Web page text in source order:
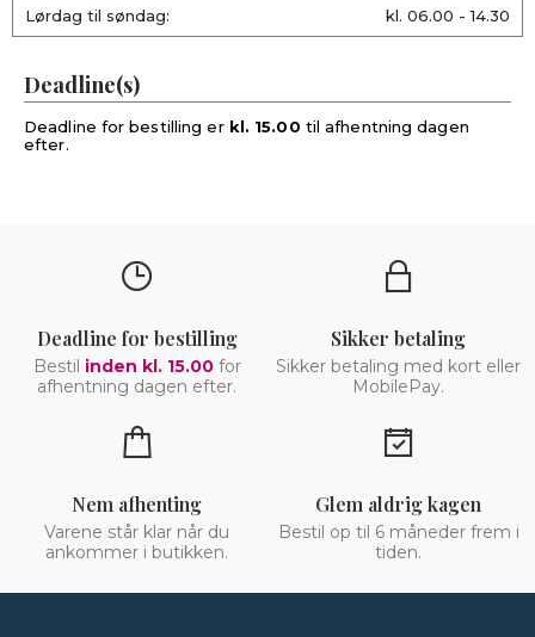
Lørdag til søndag: kl. 06.00 - 14.30
Deadline(s)
Deadline for bestilling er kl. 15.00 til afhentning dagen
efter.
Deadline for bestilling
Bestil inden kl. 15.00for
afhentning dagen efter.
Sikker betaling
Sikker betaling med kort eller
MobilePay.
Nem afhenting
Varene står klar når du
ankommer i butikken.
Glem aldrig kagen
Bestil op til 6 måneder frem i
tiden.